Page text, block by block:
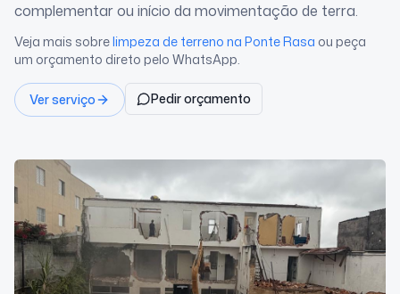
complementar ou início da movimentação de terra.
Veja mais sobrelimpeza de terreno na Ponte Rasa ou peça
um orçamento direto pelo WhatsApp.
Ver serviço Pedir orçamento